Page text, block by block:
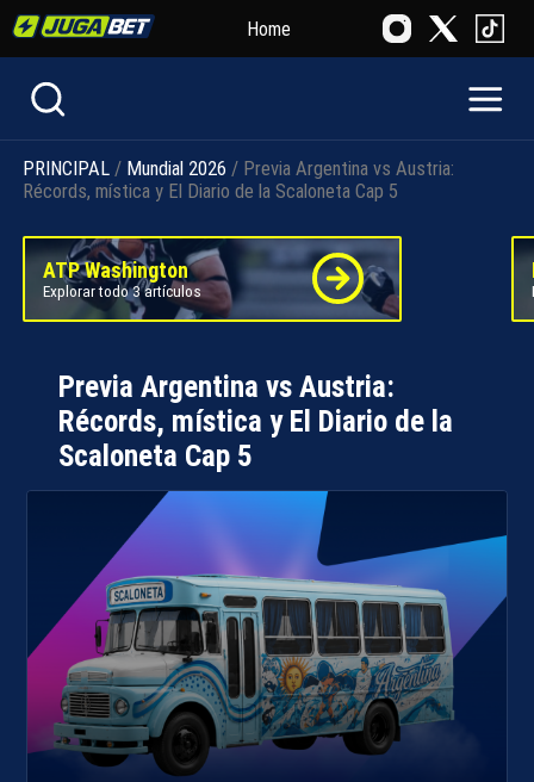
Home
PRINCIPAL / Mundial 2026 / Previa Argentina vs Austria:
Récords, mística y El Diario de la Scaloneta Cap 5
ATP Washington
Explorar todo 3 artículos
Previa Argentina vs Austria:
Récords, mística y El Diario de la
Scaloneta Cap 5